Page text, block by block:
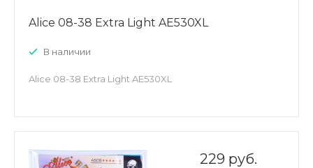
Alice 08-38 Extra Light AE530XL
В наличии
Alice 08-38 Extra Light AE530XL
229 руб.